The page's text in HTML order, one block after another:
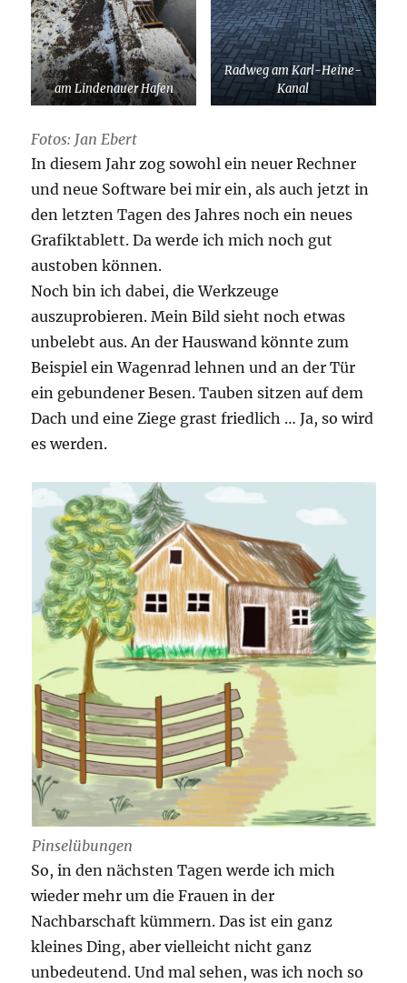
am Lindenauer Hafen
Radweg am Karl-Heine-
Kanal
Fotos: Jan Ebert
In diesem Jahr zog sowohl ein neuer Rechner
und neue Software bei mir ein, als auch jetzt in
den letzten Tagen des Jahres noch ein neues
Grafiktablett. Da werde ich mich noch gut
austoben können.
Noch bin ich dabei, die Werkzeuge
auszuprobieren. Mein Bild sieht noch etwas
unbelebt aus. An der Hauswand könnte zum
Beispiel ein Wagenrad lehnen und an der Tür
ein gebundener Besen. Tauben sitzen auf dem
Dach und eine Ziege grast friedlich … Ja, so wird
es werden.
Pinselübungen
So, in den nächsten Tagen werde ich mich
wieder mehr um die Frauen in der
Nachbarschaft kümmern. Das ist ein ganz
kleines Ding, aber vielleicht nicht ganz
unbedeutend. Und mal sehen, was ich noch so